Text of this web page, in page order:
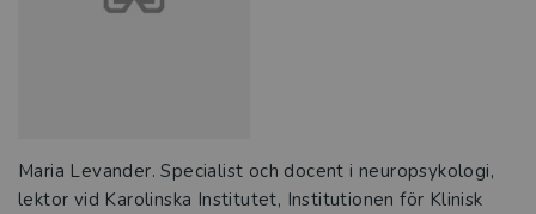
Maria Levander. Specialist och docent i neuropsykologi,
lektor vid Karolinska Institutet, Institutionen för Klinisk